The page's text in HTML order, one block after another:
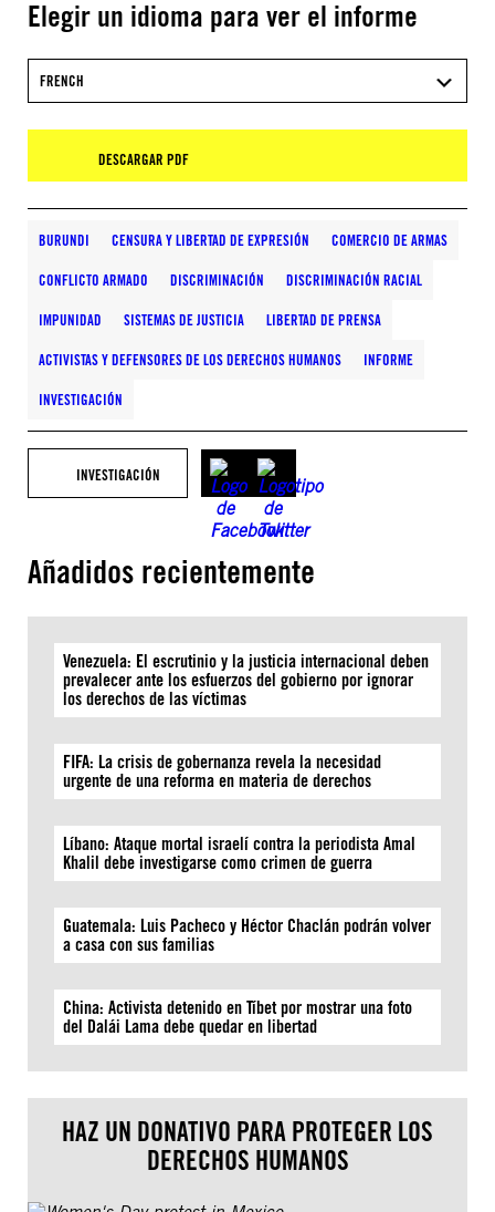
Elegir un idioma para ver el informe
FRENCH
DESCARGAR PDF
BURUNDI CENSURA Y LIBERTAD DE EXPRESIÓN COMERCIO DE ARMAS
CONFLICTO ARMADO DISCRIMINACIÓN DISCRIMINACIÓN RACIAL
IMPUNIDAD SISTEMAS DE JUSTICIA LIBERTAD DE PRENSA
ACTIVISTAS Y DEFENSORES DE LOS DERECHOS HUMANOS INFORME
INVESTIGACIÓN
INVESTIGACIÓN
Añadidos recientemente
Venezuela: El escrutinio y la justicia internacional deben
prevalecer ante los esfuerzos del gobierno por ignorar
los derechos de las víctimas
FIFA: La crisis de gobernanza revela la necesidad
urgente de una reforma en materia de derechos
Líbano: Ataque mortal israelí contra la periodista Amal
Khalil debe investigarse como crimen de guerra
Guatemala: Luis Pacheco y Héctor Chaclán podrán volver
a casa con sus familias
China: Activista detenido en Tíbet por mostrar una foto
del Dalái Lama debe quedar en libertad
HAZ UN DONATIVO PARA PROTEGER LOS
DERECHOS HUMANOS